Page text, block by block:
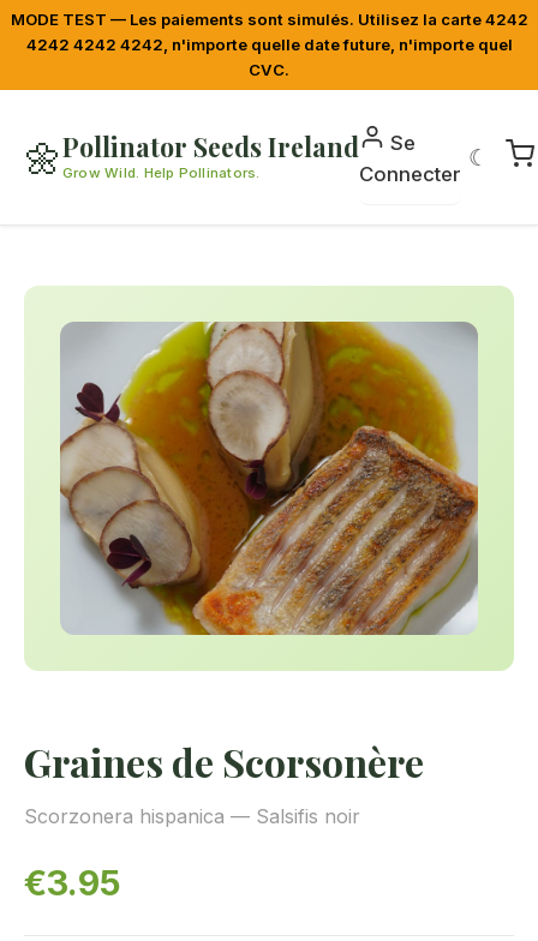
MODE TEST — Les paiements sont simulés. Utilisez la carte 4242
4242 4242 4242, n'importe quelle date future, n'importe quel
CVC.
🌼Pollinator Seeds Ireland
Grow Wild. Help Pollinators.
Se
Connecter
☾
Graines de Scorsonère
Scorzonera hispanica — Salsifis noir
€3.95